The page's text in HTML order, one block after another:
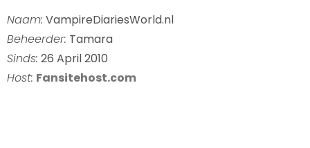
Naam: VampireDiariesWorld.nl
Beheerder: Tamara
Sinds: 26 April 2010
Host: Fansitehost.com